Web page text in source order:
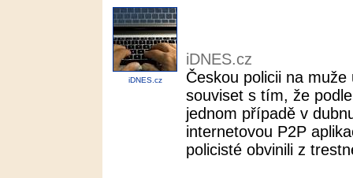
iDNES.cz
iDNES.cz
Českou policii na
souviset s tím, že
jednom případě v
internetovou P2P
policisté obvinili z